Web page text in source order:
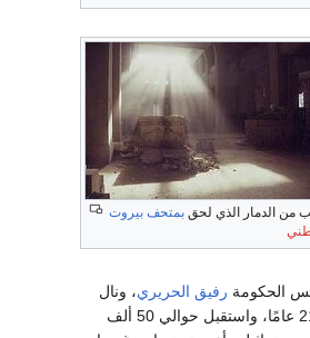
من الدمار الذي لحق بمتحف بيروت
الحكومة رفيق الحريري، ونال
الحدث لأهميته تغطية إعلامية عالمية، وعلى مدى سبعة أشهر ونصف الشهر فتح المتحف أبوابه بشكل مؤقت للجمهور بعد غلق دام 21 عامًا، واستقبل حوالي 50 ألف